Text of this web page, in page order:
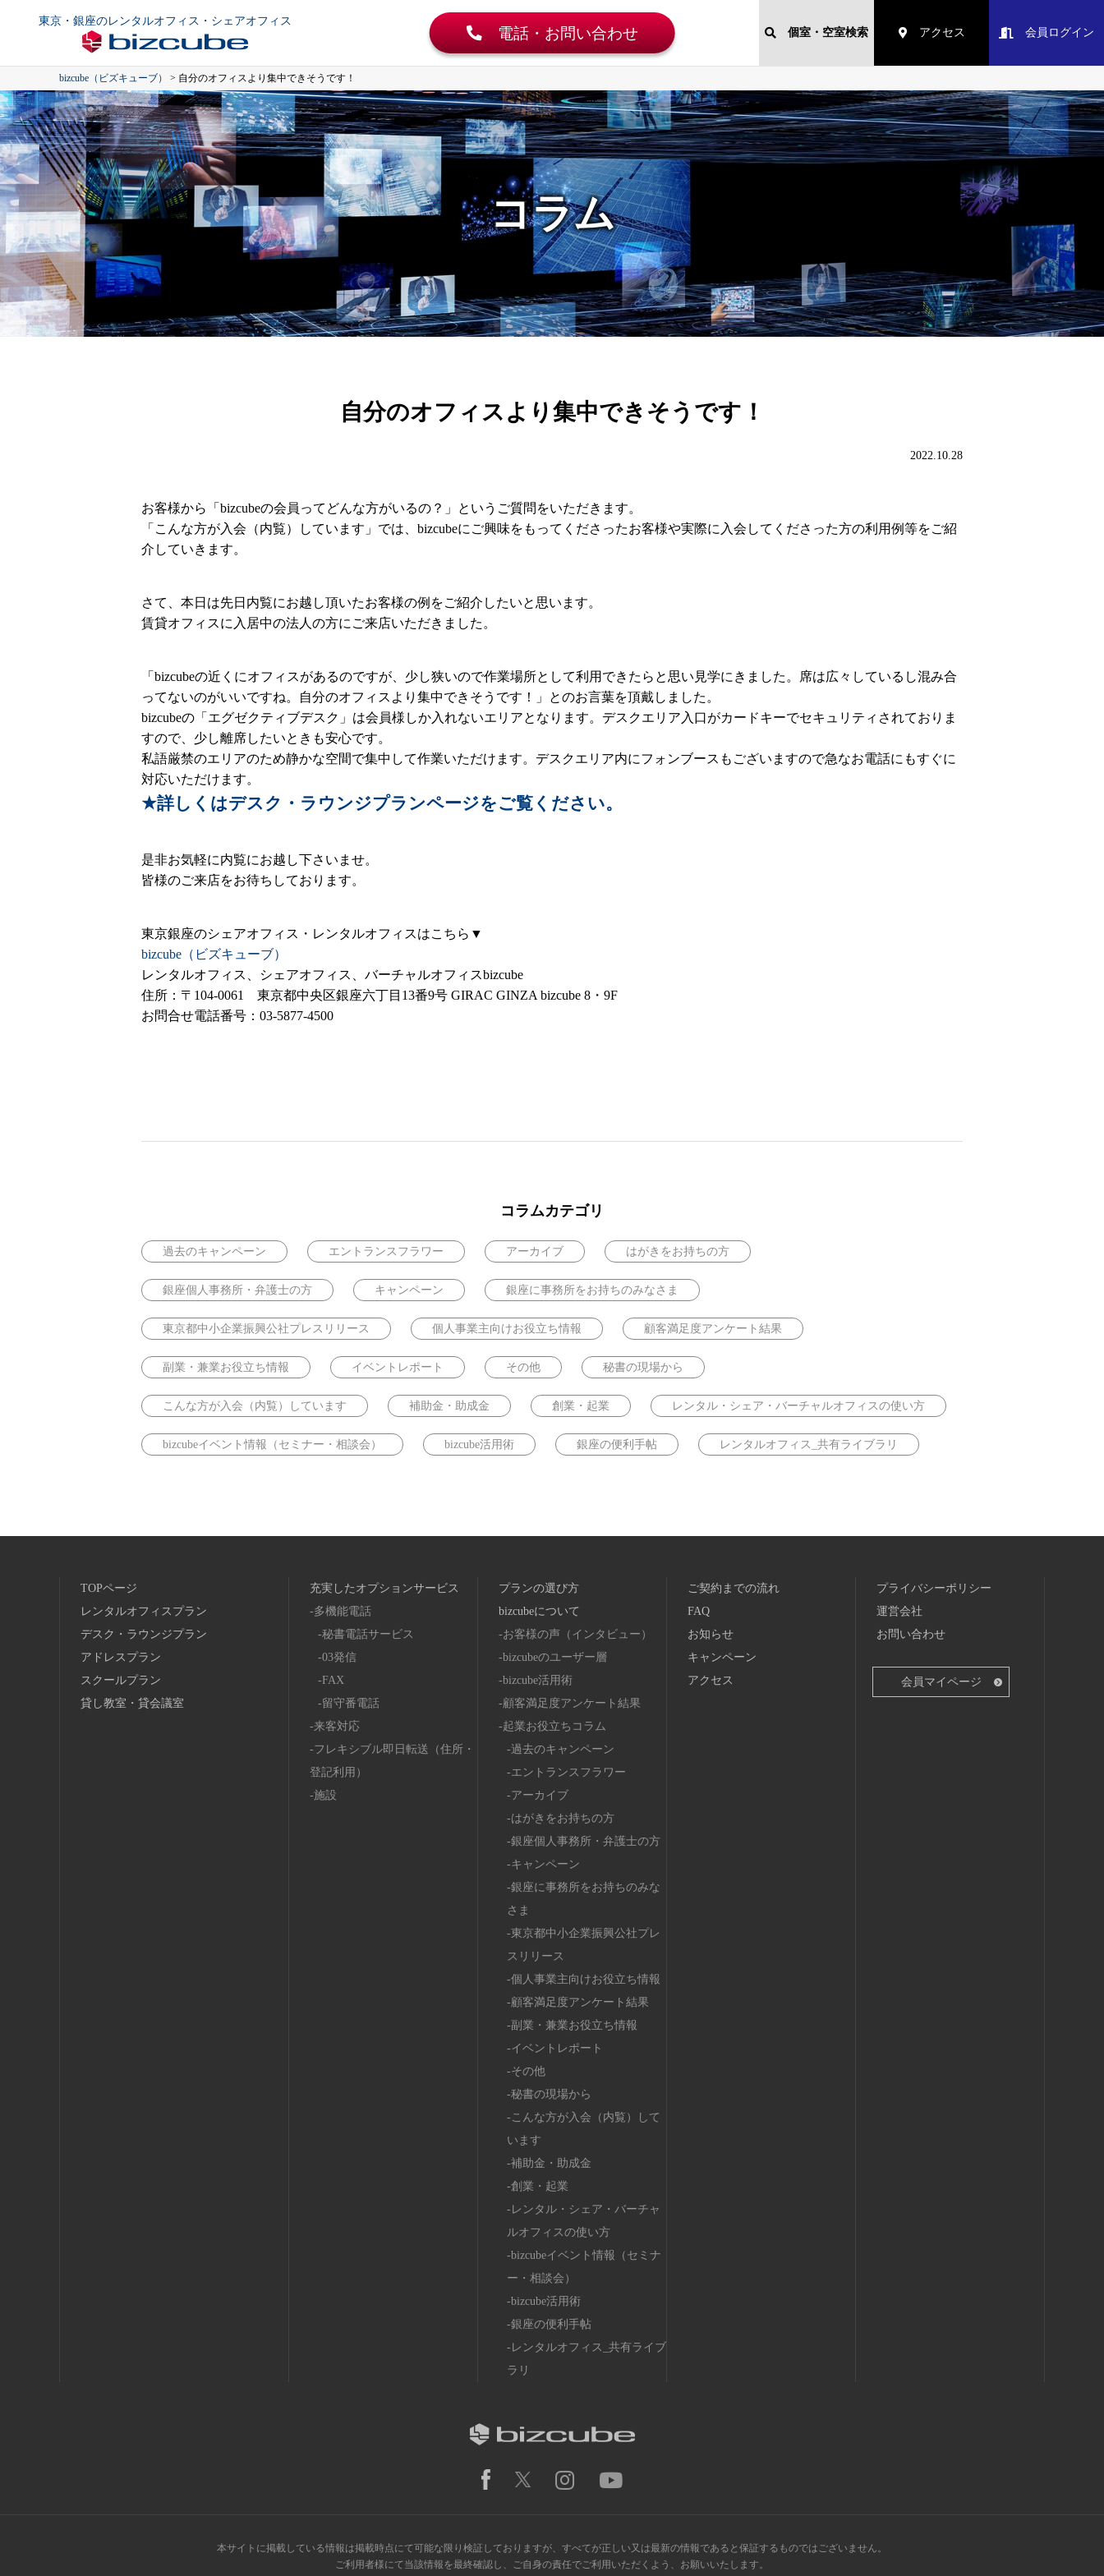
東京・銀座のレンタルオフィス・シェアオフィス
電話・お問い合わせ 個室・空室検索 アクセス 会員ログイン
bizcube（ビズキューブ） > 自分のオフィスより集中できそうです！
コラム
自分のオフィスより集中できそうです！
2022.10.28
お客様から「bizcubeの会員ってどんな方がいるの？」というご質問をいただきます。
「こんな方が入会（内覧）しています」では、bizcubeにご興味をもってくださったお客様や実際に入会してくださった方の利用例等をご紹
介していきます。
さて、本日は先日内覧にお越し頂いたお客様の例をご紹介したいと思います。
賃貸オフィスに入居中の法人の方にご来店いただきました。
「bizcubeの近くにオフィスがあるのですが、少し狭いので作業場所として利用できたらと思い見学にきました。席は広々しているし混み合
ってないのがいいですね。自分のオフィスより集中できそうです！」とのお言葉を頂戴しました。
bizcubeの「エグゼクティブデスク」は会員様しか入れないエリアとなります。デスクエリア入口がカードキーでセキュリティされておりま
すので、少し離席したいときも安心です。
私語厳禁のエリアのため静かな空間で集中して作業いただけます。デスクエリア内にフォンブースもございますので急なお電話にもすぐに
対応いただけます。
★詳しくはデスク・ラウンジプランページをご覧ください。
是非お気軽に内覧にお越し下さいませ。
皆様のご来店をお待ちしております。
東京銀座のシェアオフィス・レンタルオフィスはこちら▼
bizcube（ビズキューブ）
レンタルオフィス、シェアオフィス、バーチャルオフィスbizcube
住所：〒104-0061 東京都中央区銀座六丁目13番9号 GIRAC GINZA bizcube 8・9F
お問合せ電話番号：03-5877-4500
コラムカテゴリ
過去のキャンペーン エントランスフラワー アーカイブ はがきをお持ちの方
銀座個人事務所・弁護士の方 キャンペーン 銀座に事務所をお持ちのみなさま
東京都中小企業振興公社プレスリリース 個人事業主向けお役立ち情報 顧客満足度アンケート結果
副業・兼業お役立ち情報 イベントレポート その他 秘書の現場から
こんな方が入会（内覧）しています 補助金・助成金 創業・起業 レンタル・シェア・バーチャルオフィスの使い方
bizcubeイベント情報（セミナー・相談会） bizcube活用術 銀座の便利手帖 レンタルオフィス_共有ライブラリ
TOPページ
レンタルオフィスプラン
デスク・ラウンジプラン
アドレスプラン
スクールプラン
貸し教室・貸会議室
充実したオプションサービス
多機能電話
秘書電話サービス
03発信
FAX
留守番電話
来客対応
フレキシブル即日転送（住所・
登記利用）
施設
プランの選び方
bizcubeについて
お客様の声（インタビュー）
bizcubeのユーザー層
bizcube活用術
顧客満足度アンケート結果
起業お役立ちコラム
過去のキャンペーン
エントランスフラワー
アーカイブ
はがきをお持ちの方
銀座個人事務所・弁護士の方
キャンペーン
銀座に事務所をお持ちのみな
さま
東京都中小企業振興公社プレ
スリリース
個人事業主向けお役立ち情報
顧客満足度アンケート結果
副業・兼業お役立ち情報
イベントレポート
その他
秘書の現場から
こんな方が入会（内覧）して
います
補助金・助成金
創業・起業
レンタル・シェア・バーチャ
ルオフィスの使い方
bizcubeイベント情報（セミナ
ー・相談会）
bizcube活用術
銀座の便利手帖
レンタルオフィス_共有ライブ
ラリ
ご契約までの流れ
FAQ
お知らせ
キャンペーン
アクセス
プライバシーポリシー
運営会社
お問い合わせ
会員マイページ
本サイトに掲載している情報は掲載時点にて可能な限り検証しておりますが、すべてが正しい又は最新の情報であると保証するものではございません。
ご利用者様にて当該情報を最終確認し、ご自身の責任でご利用いただくよう、お願いいたします。